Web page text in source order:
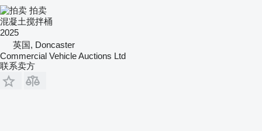
拍卖
混凝土搅拌桶
2025
英国, Doncaster
Commercial Vehicle Auctions Ltd
联系卖方